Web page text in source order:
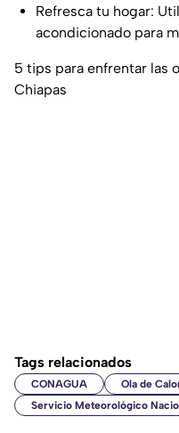
Refresca tu hogar:
acondicionado para
5 tips para enfrentar las
Chiapas
Tags relacionados
CONAGUA
Ola de
Servicio Meteorológico